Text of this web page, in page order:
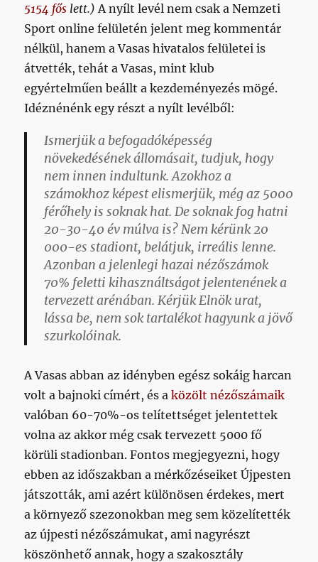
5154 fős lett.) A nyílt levél nem csak a Nemzeti
Sport online felületén jelent meg kommentár
nélkül, hanem a Vasas hivatalos felületei is
átvették, tehát a Vasas, mint klub
egyértelműen beállt a kezdeményezés mögé.
Idéznénénk egy részt a nyílt levélből:
Ismerjük a befogadóképesség
növekedésének állomásait, tudjuk, hogy
nem innen indultunk. Azokhoz a
számokhoz képest elismerjük, még az 5000
férőhely is soknak hat. De soknak fog hatni
20-30-40 év múlva is? Nem kérünk 20
000-es stadiont, belátjuk, irreális lenne.
Azonban a jelenlegi hazai nézőszámok
70% feletti kihasználtságot jelentenének a
tervezett arénában. Kérjük Elnök urat,
lássa be, nem sok tartalékot hagyunk a jövő
szurkolóinak.
A Vasas abban az idényben egész sokáig harcan
volt a bajnoki címért, és aközölt nézőszámaik
valóban 60-70%-os telítettséget jelentettek
volna az akkor még csak tervezett 5000 fő
körüli stadionban. Fontos megjegyezni, hogy
ebben az időszakban a mérkőzéseiket Újpesten
játszották, ami azért különösen érdekes, mert
a környező szezonokban meg sem közelítették
az újpesti nézőszámukat, ami nagyrészt
köszönhető annak, hogy a szakosztály